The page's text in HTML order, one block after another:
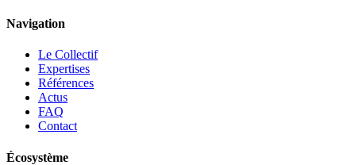
Navigation
Le Collectif
Expertises
Références
Actus
FAQ
Contact
Écosystème